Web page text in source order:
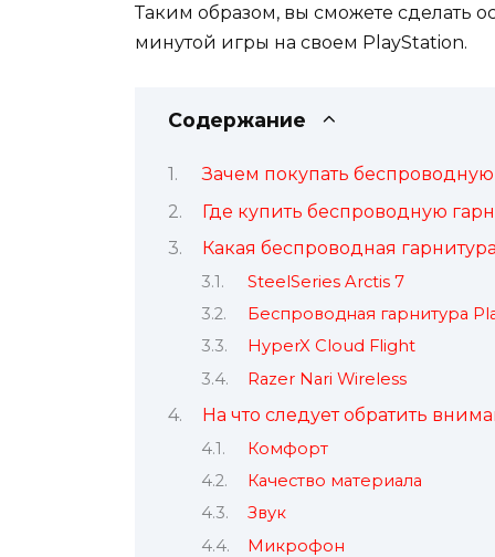
Таким образом, вы сможете сделать
минутой игры на своем PlayStation.
Содержание
Зачем покупать беспроводную
Где купить беспроводную
Какая беспроводная
SteelSeries Arctis 7
Беспроводная гарнитура
HyperX Cloud Flight
Razer Nari Wireless
На что следует обратить
Комфорт
Качество материала
Звук
Микрофон